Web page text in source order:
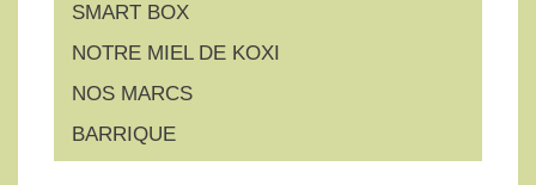
SMART BOX
NOTRE MIEL DE KOXI
NOS MARCS
BARRIQUE